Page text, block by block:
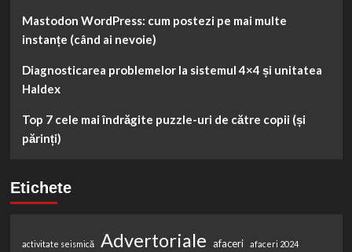
Mastodon WordPress: cum postezi pe mai multe
instanțe (când ai nevoie)
Diagnosticarea problemelor la sistemul 4×4 și unitatea
Haldex
Top 7 cele mai îndrăgite puzzle-uri de către copii (și
părinți)
Etichete
activitate seismică Advertoriale afaceri afaceri 2024